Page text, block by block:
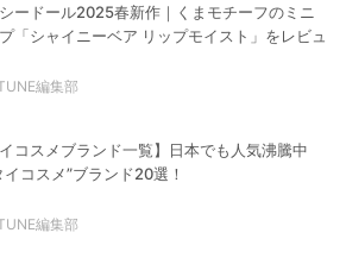
ードール2025春新作｜くまモチーフのミニ
「シャイニーベア リップモイスト」をレビュ
編集部
イコスメブランド一覧】日本でも人気沸騰中
イコスメ”ブランド20選！
編集部